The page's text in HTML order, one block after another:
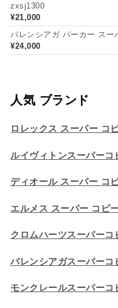
zxsj1300
¥21,000
バレンシアガ パーカー ス
¥24,000
人気 ブランド
ロレックス スーパー コ
ルイヴィトンスーパーコ
ディオール スーパー コ
エルメス スーパー コピ
クロムハーツスーパーコ
バレンシアガスーパーコ
モンクレールスーパーコ